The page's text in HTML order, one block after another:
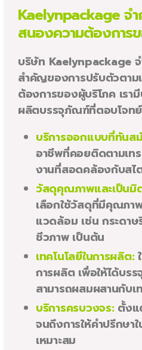
Kaelynpackage จ
สนองความต้องการข
บริษัท Kaelynpackage จ
สำคัญของการปรับตัวตาม
ต้องการของผู้บริโภค เรา
ผลิตบรรจุภัณฑ์ที่ตอบโจทย์
บริการออกแบบที่ทันส
อาชีพที่คอยติดตามเท
งานที่สอดคล้องกับสไ
วัสดุคุณภาพและเป็น
เลือกใช้วัสดุที่มีคุณภา
แวดล้อม เช่น กระดา
ชีวภาพ เป็นต้น
เทคโนโลยีในการผลิต:
การผลิต เพื่อให้ได้บ
สามารถผสมผสานกับเ
บริการครบวงจร:ตั้งแ
จนถึงการให้คำปรึกษา
เหมาะสม